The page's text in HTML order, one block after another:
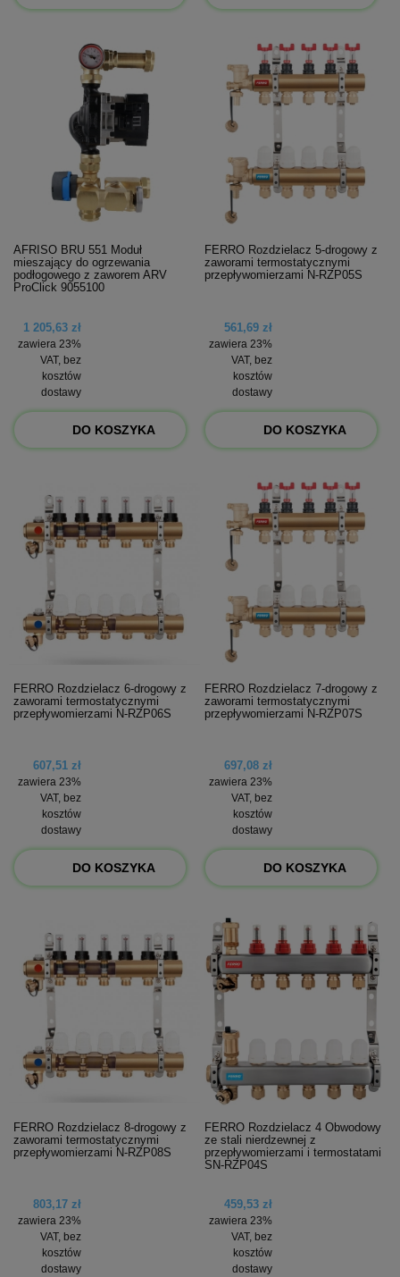
AFRISO BRU 551 Moduł
mieszający do ogrzewania
podłogowego z zaworem ARV
ProClick 9055100
1 205,63 zł
zawiera 23%
VAT, bez
kosztów
dostawy
DO KOSZYKA
FERRO Rozdzielacz 5-drogowy z
zaworami termostatycznymi
przepływomierzami N-RZP05S
561,69 zł
zawiera 23%
VAT, bez
kosztów
dostawy
DO KOSZYKA
FERRO Rozdzielacz 6-drogowy z
zaworami termostatycznymi
przepływomierzami N-RZP06S
607,51 zł
zawiera 23%
VAT, bez
kosztów
dostawy
DO KOSZYKA
FERRO Rozdzielacz 7-drogowy z
zaworami termostatycznymi
przepływomierzami N-RZP07S
697,08 zł
zawiera 23%
VAT, bez
kosztów
dostawy
DO KOSZYKA
FERRO Rozdzielacz 8-drogowy z
zaworami termostatycznymi
przepływomierzami N-RZP08S
803,17 zł
zawiera 23%
VAT, bez
kosztów
dostawy
FERRO Rozdzielacz 4 Obwodowy
ze stali nierdzewnej z
przepływomierzami i termostatami
SN-RZP04S
459,53 zł
zawiera 23%
VAT, bez
kosztów
dostawy